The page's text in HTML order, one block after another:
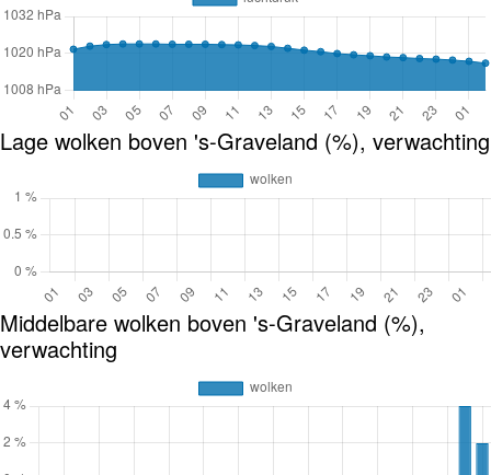
Lage wolken boven 's-Graveland (%), verwachting
Middelbare wolken boven 's-Graveland (%),
verwachting